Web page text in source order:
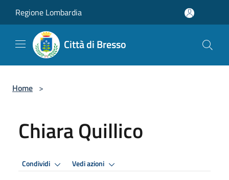
Regione Lombardia
Città di Bresso
Home >
Chiara Quillico
Condividi Vedi azioni